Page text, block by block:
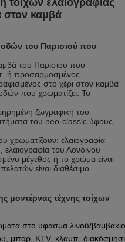
στον καμβά
οδών του Παρισιού που
του Παρισιού που
ή προσαρμοσμένος
στο χέρι στον καμβά
που χρωματίζει: Το
ζωγραφική του
του neo-classic ύφους,
χρωματίζουν: ελαιογραφία
του Λονδίνου
μέγεθος ή το χρώμα είναι
είναι διαθέσιμο
μοντέρνας τέχνης τοίχων
στο ύφασμα λινού/
μπαρ, KTV, κλαμπ,